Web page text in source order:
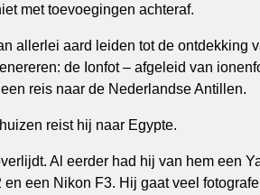
met toevoegingen achteraf.
allerlei aard leiden tot de ontdekking
de Ionfot – afgeleid van
reis naar de Nederlandse Antillen.
reist hij naar Egypte.
Al eerder had hij van hem een
en een Nikon F3. Hij gaat veel